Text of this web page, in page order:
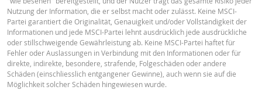
Latest Product Quotes CSV
Nutzung der Information, die er selbst macht oder zulässt. Keine MSCI-
Partei garantiert die Originalität, Genauigkeit und/oder Vollständigkeit der
Informationen und jede MSCI-Partei lehnt ausdrücklich jede ausdrückliche
oder stillschweigende Gewährleistung ab. Keine MSCI-Partei haftet für
Fehler oder Auslassungen in Verbindung mit den Informationen oder für
direkte, indirekte, besondere, strafende, Folgeschäden oder andere
Schäden (einschliesslich entgangener Gewinne), auch wenn sie auf die
Möglichkeit solcher Schäden hingewiesen wurde.